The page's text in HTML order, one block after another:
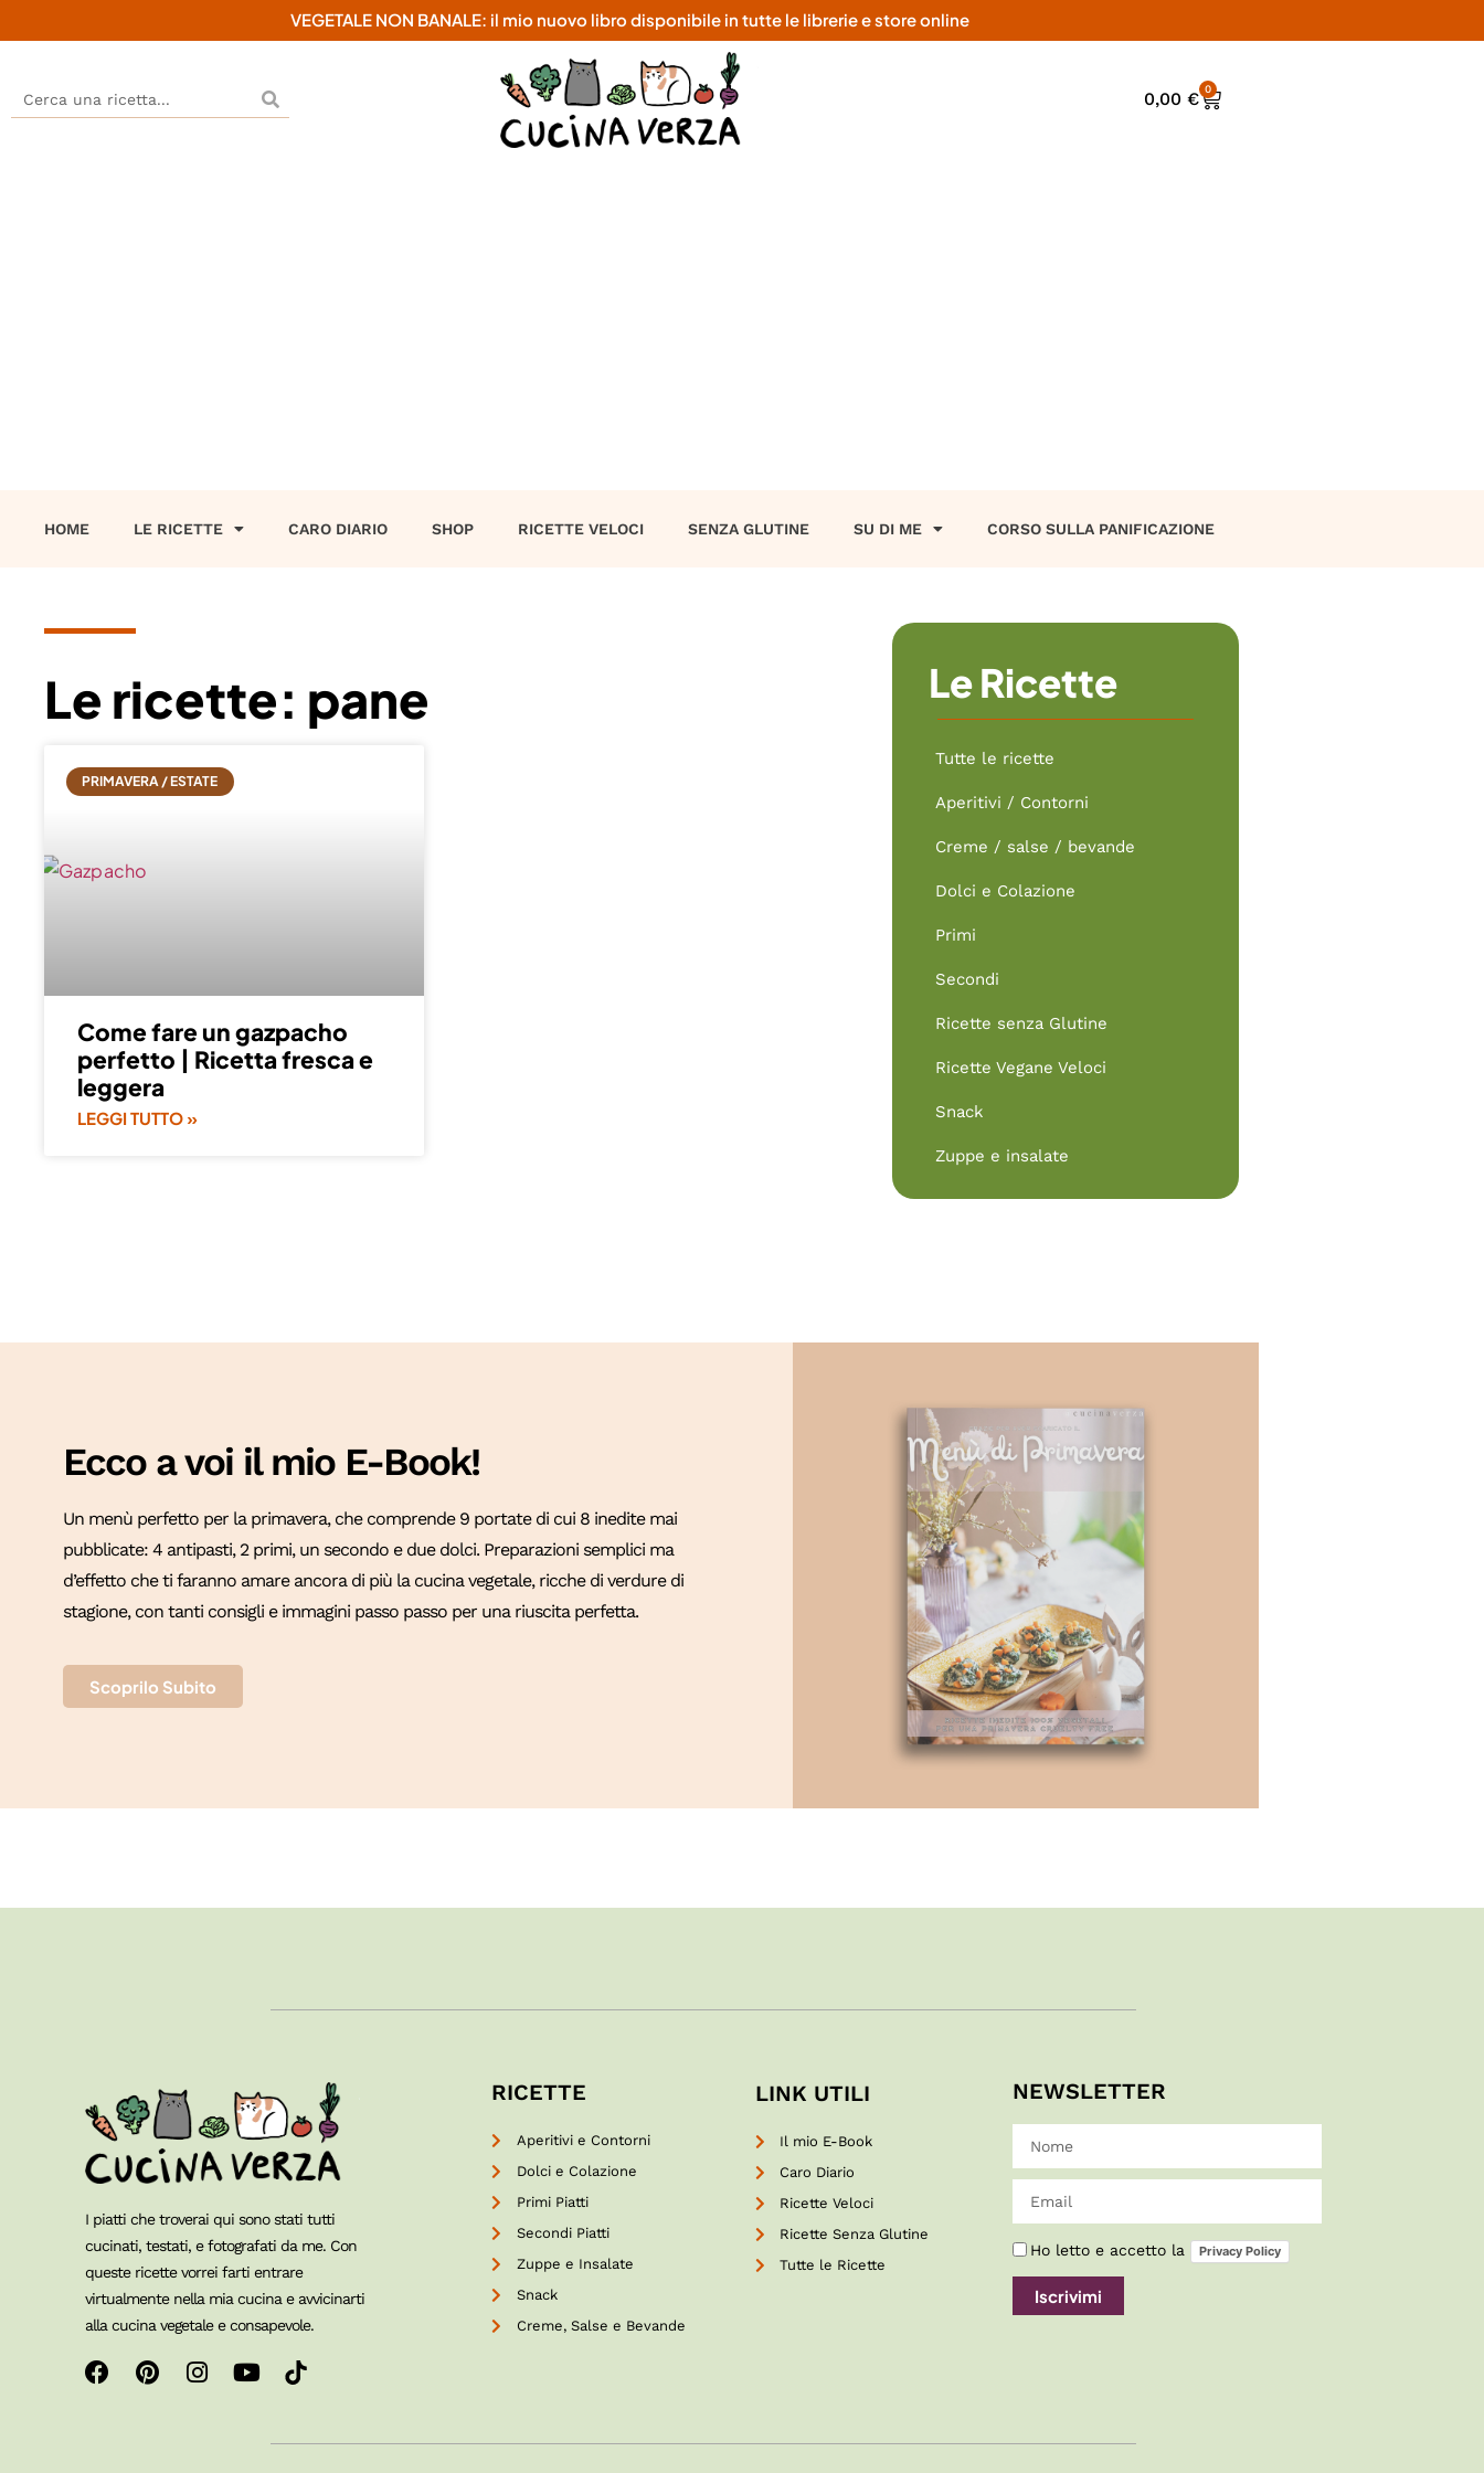
VEGETALE NON BANALE: il mio nuovo libro disponibile in tutte le librerie e store online
0,00 € 0
HOME LE RICETTE CARO DIARIO SHOP RICETTE VELOCI SENZA GLUTINE SU DI ME CORSO SULLA PANIFICAZIONE
Le ricette: pane
PRIMAVERA / ESTATE
Come fare un gazpacho
perfetto | Ricetta fresca e
leggera
LEGGI TUTTO »
Le Ricette
Tutte le ricette
Aperitivi / Contorni
Creme / salse / bevande
Dolci e Colazione
Primi
Secondi
Ricette senza Glutine
Ricette Vegane Veloci
Snack
Zuppe e insalate
Ecco a voi il mio E-Book!
Un menù perfetto per la primavera, che comprende 9 portate di cui 8 inedite mai
pubblicate: 4 antipasti, 2 primi, un secondo e due dolci. Preparazioni semplici ma
d’effetto che ti faranno amare ancora di più la cucina vegetale, ricche di verdure di
stagione, con tanti consigli e immagini passo passo per una riuscita perfetta.
Scoprilo Subito
I piatti che troverai qui sono stati tutti
cucinati, testati, e fotografati da me. Con
queste ricette vorrei farti entrare
virtualmente nella mia cucina e avvicinarti
alla cucina vegetale e consapevole.
RICETTE
Aperitivi e Contorni
Dolci e Colazione
Primi Piatti
Secondi Piatti
Zuppe e Insalate
Snack
Creme, Salse e Bevande
LINK UTILI
Il mio E-Book
Caro Diario
Ricette Veloci
Ricette Senza Glutine
Tutte le Ricette
NEWSLETTER
Ho letto e accetto la Privacy Policy
Iscrivimi